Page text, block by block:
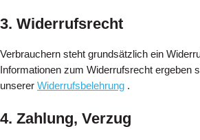
3. Widerrufsrecht
Verbrauchern steht grundsätzlich ein
Informationen zum Widerrufsrecht ergeben
unserer Widerrufsbelehrung .
4. Zahlung, Verzug